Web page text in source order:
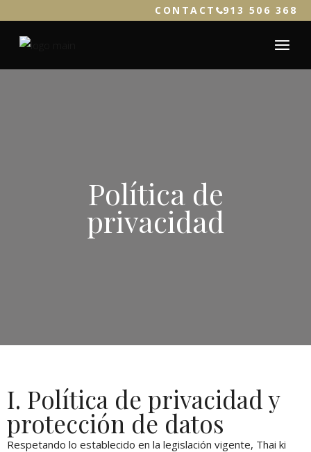
CONTACT 913 506 368
Política de
privacidad
I. Política de privacidad y
protección de datos
Respetando lo establecido en la legislación vigente, Thai ki